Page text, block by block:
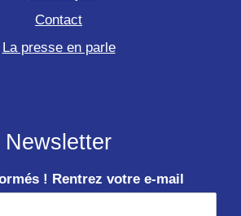
Contact
La presse en parle
Newsletter
! Rentrez votre e-mail